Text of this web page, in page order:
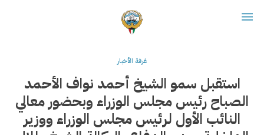
غرفة الأخبار
استقبل سمو الشيخ أحمد نواف الأحمد
الصباح رئيس مجلس الوزراء وبحضور معالي
النائب الأول لرئيس مجلس الوزراء ووزير